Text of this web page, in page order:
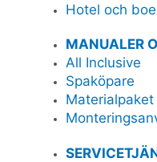
Hotel och
MANUALER
All Inclusive
Spaköpare